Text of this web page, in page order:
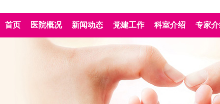
首页 医院概况 新闻动态 党建工作 科室介绍 专家